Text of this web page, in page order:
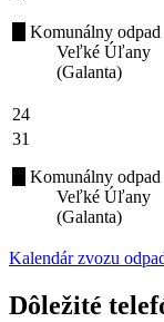
Komunálny odpad
Veľké Úľany
(Galanta)
24
31
Komunálny odpad
Veľké Úľany
(Galanta)
Kalendár zvozu
Dôležité